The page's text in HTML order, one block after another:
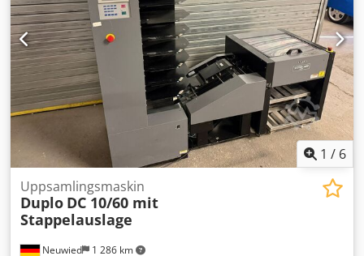
testas
1 / 6
Neuwied 1 286 km
Uppsamlingsmaskin
Duplo DC 10/60 mit
Stappelauslage